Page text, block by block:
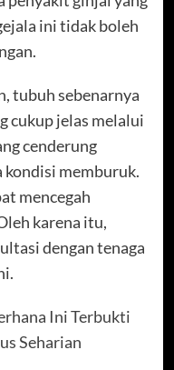
ini tidak boleh
tubuh sebenarnya
cukup jelas melalui
cenderung
kondisi memburuk.
mencegah
karena itu,
dengan tenaga
Ini Terbukti
Seharian